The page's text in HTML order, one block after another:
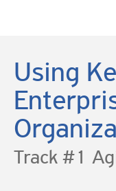
Using
Track #1